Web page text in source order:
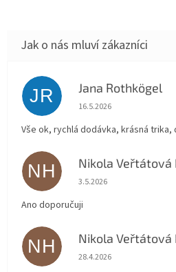
JR Jana Rothkögel
Hodnocení obchodu je
16.5.2026
Vše ok, rychlá dodávka, krásná trika,
NH Nikola Veřtátová
Hodnocení obchodu je
3.5.2026
Ano doporučuji
NH Nikola Veřtátová
Hodnocení obchodu je 5
28.4.2026